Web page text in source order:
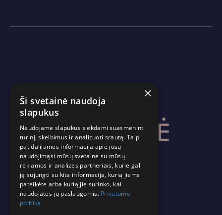
×
Ši svetainė naudoja
slapukus
Naudojame slapukus siekdami suasmeninti
turinį, skelbimus ir analizuoti srautą. Taip
pat dalijamės informacija apie jūsų
naudojimąsi mūsų svetaine su mūsų
reklamos ir analizės partneriais, kurie gali
ją sujungti su kita informacija, kurią jiems
pateikėte arba kurią jie surinko, kai
naudojatės jų paslaugomis. Privatumo
politika